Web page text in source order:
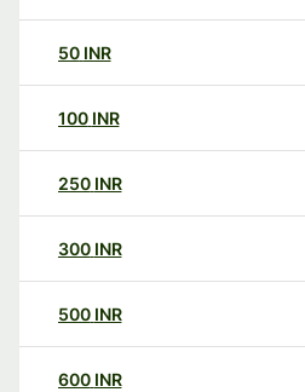
50 INR
100 INR
250 INR
300 INR
500 INR
600 INR